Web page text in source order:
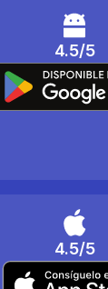
4.5/5
4.5/5